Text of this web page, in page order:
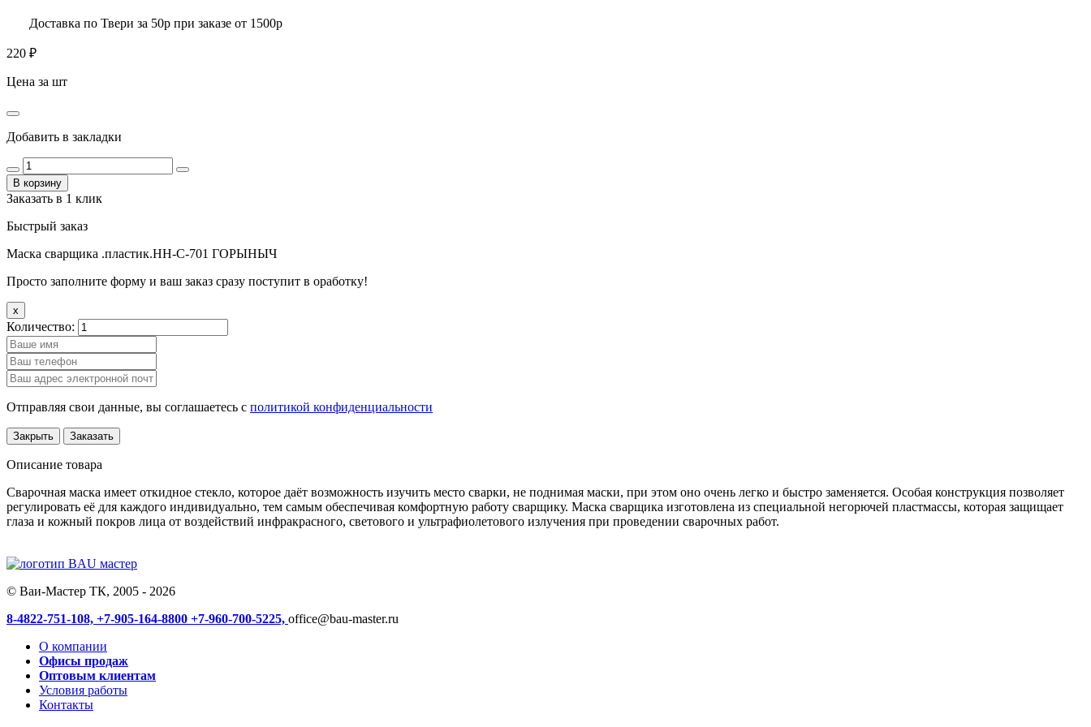
Доставка по Твери за 50р при заказе от 1500р
220 ₽
Цена за шт
Добавить в закладки
В корзину
Заказать в 1 клик
Быстрый заказ
Маска сварщика .пластик.НН-С-701 ГОРЫНЫЧ
Просто заполните форму и ваш заказ сразу поступит в оработку!
x
Количество:
Отправляя свои данные, вы соглашаетесь с политикой конфиденциальности
Закрыть Заказать
Описание товара
Сварочная маска имеет откидное стекло, которое даёт возможность изучить место сварки, не поднимая маски, при этом оно очень легко и быстро заменяется. Особая конструкция позволяет
регулировать её для каждого индивидуально, тем самым обеспечивая комфортную работу сварщику. Маска сварщика изготовлена из специальной негорючей пластмассы, которая защищает
глаза и кожный покров лица от воздействий инфракрасного, светового и ультрафиолетового излучения при проведении сварочных работ.
© Ваи-Мастер ТК, 2005 - 2026
8-4822-751-108, +7-905-164-8800 +7-960-700-5225, office@bau-master.ru
О компании
Офисы продаж
Оптовым клиентам
Условия работы
Контакты